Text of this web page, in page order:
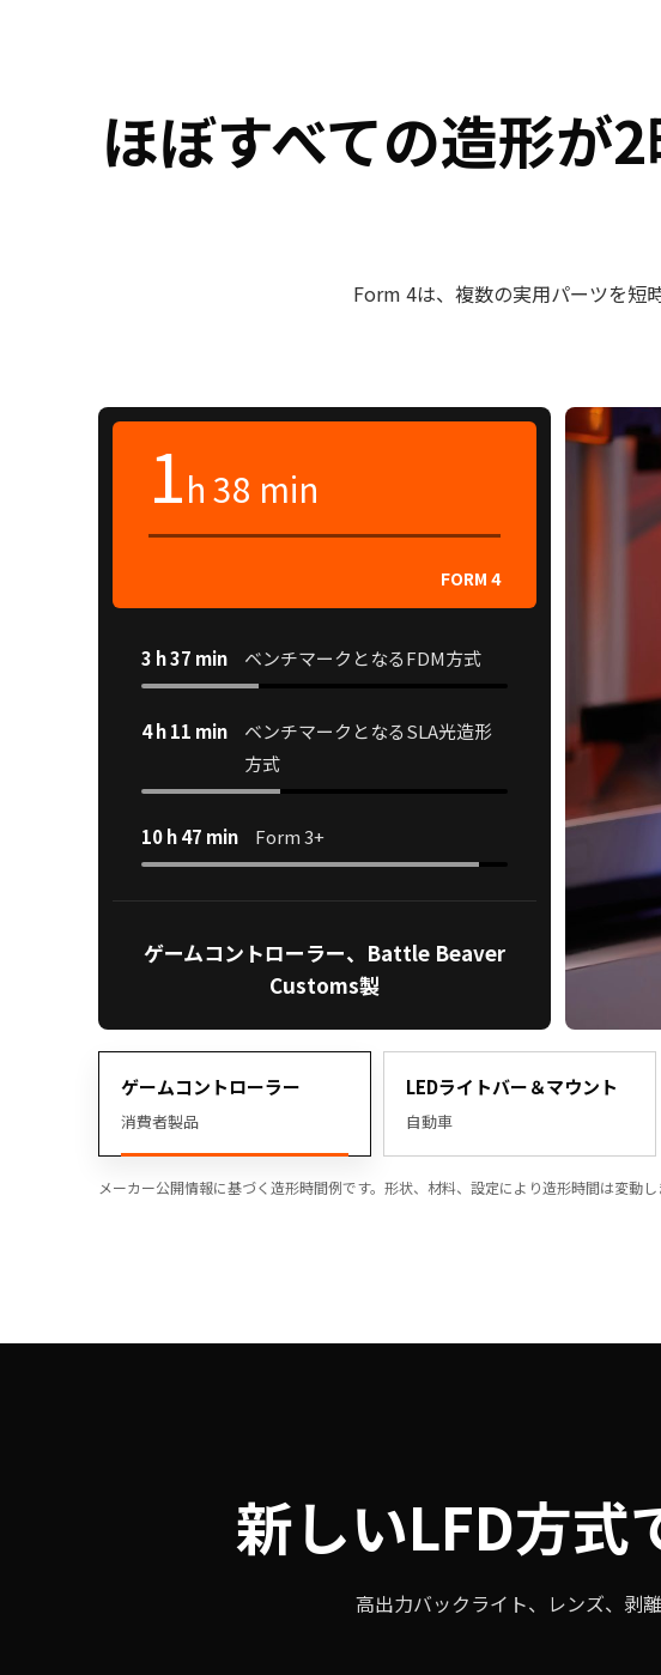
ほぼすべての造形が
Form 4は、複数の実用パーツを短
1h 38 min
FORM 4
3 h 37 min ベンチマークとなるFDM方式
4 h 11 min
ベンチマークとなるSLA光造形
方式
10 h 47 min Form 3+
ゲームコントローラー、Battle Beaver
Customs製
ゲームコントローラー
消費者製品
LEDライトバー＆マウント
自動車
メーカー公開情報に基づく造形時間例です。形状、材料、設定により造形時間は変動し
新しいLFD方式
高出力バックライト、レンズ、剥